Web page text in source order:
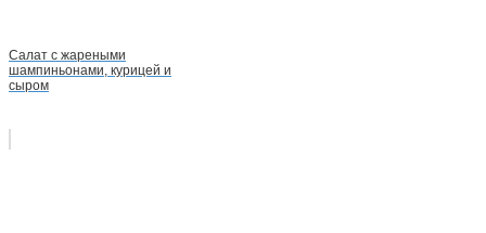
Салат с жареными
шампиньонами, курицей и
сыром